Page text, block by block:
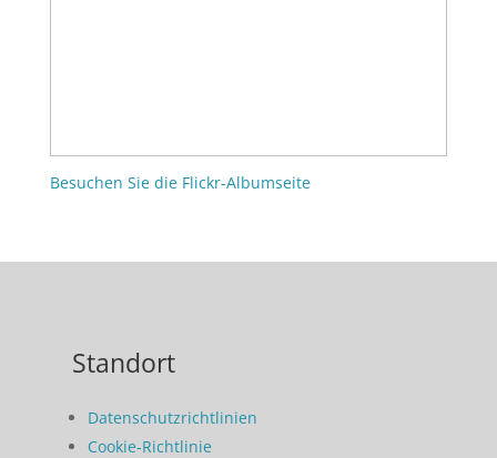
Besuchen Sie die Flickr-Albumseite
Standort
Datenschutzrichtlinien
Cookie-Richtlinie